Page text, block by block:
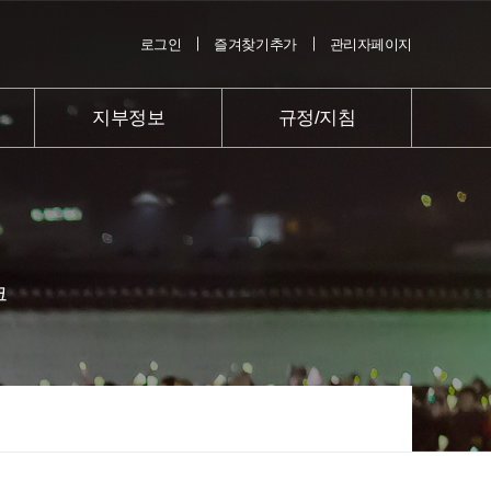
로그인 즐겨찾기추가 관리자페이지
지부정보 규정/지침